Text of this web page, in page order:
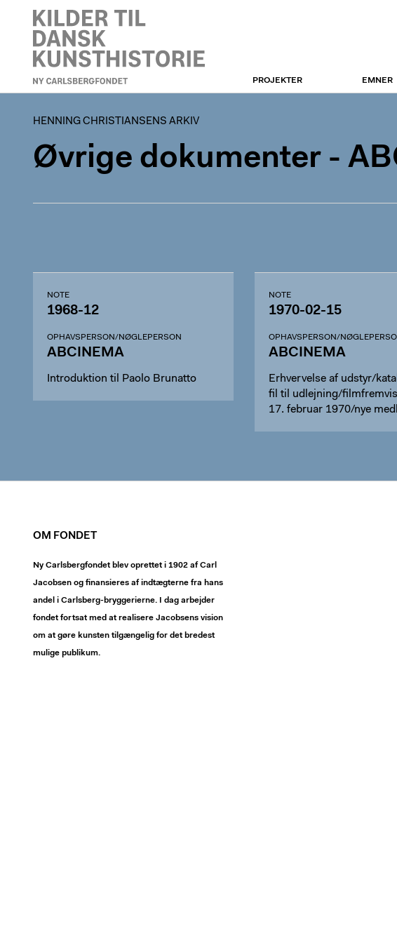
HENNING
PROJEKTER EMNER
HENNING CHRISTIANSENS ARKIV
Øvrige dokumenter -
NOTE
1968-12
OPHAVSPERSON/NØGLEPERSON
ABCINEMA
Introduktion til Paolo Brunatto
NOTE
1970-02-15
OPHAVSPERSON/
ABCINEMA
Erhvervelse af udstyr/
fil til udlejning/
17. februar 1970/nye
OM FONDET
Ny Carlsbergfondet blev oprettet i 1902 af Carl
Jacobsen og finansieres af indtægterne fra hans
andel i Carlsberg-bryggerierne. I dag arbejder
fondet fortsat med at realisere Jacobsens vision
om at gøre kunsten tilgængelig for det bredest
mulige publikum.